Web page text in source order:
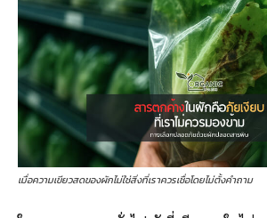
เมื่อความเขียวสดของผักไม่ใช่สิ่งที่เราควรเชื่อโดยไม่ตั้งคำถาม